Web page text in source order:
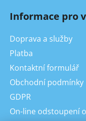
Informace pro
Doprava a služby
Platba
Kontaktní formulář
Obchodní podmínky
GDPR
On-line odstoupení